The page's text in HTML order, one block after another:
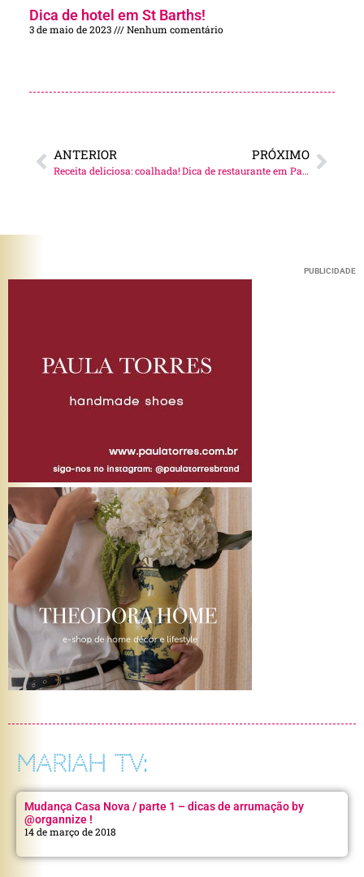
Dica de hotel em St Barths!
3 de maio de 2023 Nenhum comentário
ANTERIOR
Receita deliciosa: coalhada!
PRÓXIMO
Dica de restaurante em Paris!
PUBLICIDADE
MARIAH TV:
Mudança Casa Nova / parte 1 – dicas de arrumação by
@organnize !
14 de março de 2018